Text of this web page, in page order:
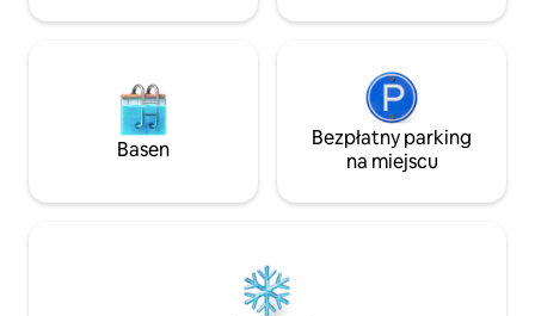
Basen
Bezpłatny parking
na miejscu